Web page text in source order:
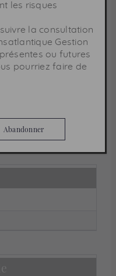
les risques
la consultation
Gestion
ou futures
pourriez faire de
Abandonner